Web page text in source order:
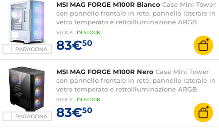
PARAGONA
MSI MAG FORGE M100R Bianco Case Mini Tower
con pannello frontale in rete, pannello laterale in
vetro temperato e retroilluminazione ARGB
STOCK : IN STOCK
83€50
PARAGONA
MSI MAG FORGE M100R Nero Case Mini Tower
con pannello frontale in rete, pannello laterale in
vetro temperato e retroilluminazione ARGB
STOCK : IN STOCK
83€50